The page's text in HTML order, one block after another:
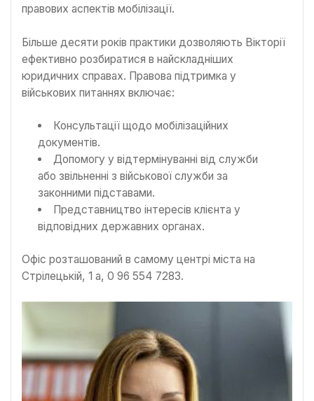
правових аспектів мобілізації.
Більше десяти років практики дозволяють Вікторії
ефективно розбиратися в найскладніших
юридичних справах. Правова підтримка у
військових питаннях включає:
Консультації щодо мобілізаційних
документів.
Допомогу у відтермінуванні від служби
або звільненні з військової служби за
законними підставами.
Представництво інтересів клієнта у
відповідних державних органах.
Офіс розташований в самому центрі міста на
Стрілецькій, 1 а, 0 96 554 7283.